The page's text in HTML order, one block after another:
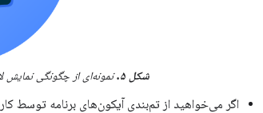
شکل ۵. نمونه‌ای از چگونگی نمایش
اگر می‌خواهید از تم‌بندی آیکون‌های برنامه توسط